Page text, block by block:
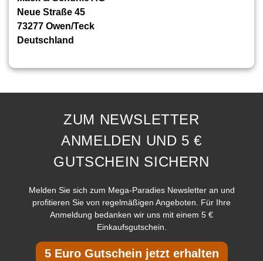
Neue Straße 45
73277 Owen/Teck
Deutschland
ZUM NEWSLETTER
ANMELDEN UND 5 €
GUTSCHEIN SICHERN
Melden Sie sich zum Mega-Paradies Newsletter an und
profitieren Sie von regelmäßigen Angeboten. Für Ihre
Anmeldung bedanken wir uns mit einem 5 €
Einkaufsgutschein.
5 Euro Gutschein jetzt erhalten